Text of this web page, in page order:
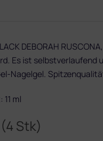
(4 Stk)
DEBORAH
Es ist selbstverlaufend
Nagelgel.
ml